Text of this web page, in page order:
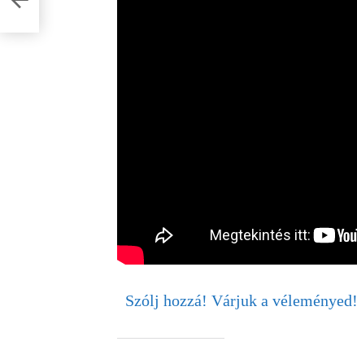
Szólj hozzá! Várjuk a véleményed!